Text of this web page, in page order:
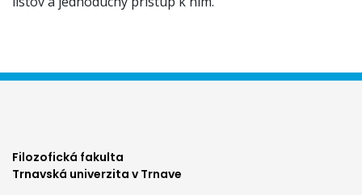
Filozofická fakulta
Trnavská univerzita v Trnave